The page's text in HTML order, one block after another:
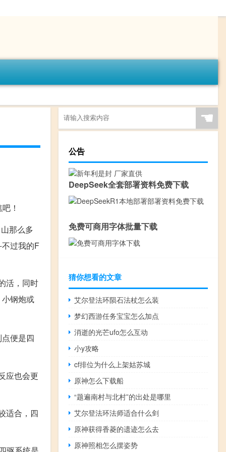
！
那么多
过我的F
活，同时
钢炮或
便是四
应也会更
适合，四
☚
公告
DeepSeek全套部署资料免费下载
免费可商用字体批量下载
猜你想看的文章
艾尔登法环陨石法杖怎么装
梦幻西游任务宝宝怎么加点
消逝的光芒ufo怎么互动
小y攻略
cf排位为什么上架姑苏城
原神怎么下载船
“题遍南村与北村”的出处是哪里
艾尔登法环法师适合什么剑
原神获得香菱的遗迹怎么去
原神照相怎么摆姿势